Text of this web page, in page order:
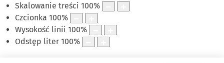
Skalowanie treści 100%
Czcionka 100%
Wysokość linii 100%
Odstęp liter 100%